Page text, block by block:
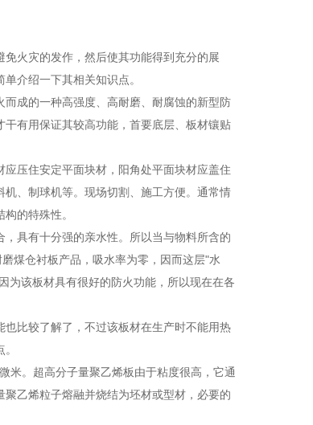
火灾的发作，然后使其功能得到充分的展
介绍一下其相关知识点。
成的一种高强度、高耐磨、耐腐蚀的新型防
有用保证其较高功能，首要底层、板材镶贴
压住安定平面块材，阳角处平面块材应盖住
、制球机等。现场切割、施工方便。通常情
的特殊性。
具有十分强的亲水性。所以当与物料所含的
煤仓衬板产品，吸水率为零，因而这层"水
为该板材具有很好的防火功能，所以现在在各
比较了解了，不过该板材在生产时不能用热
米。超高分子量聚乙烯板由于粘度很高，它通
乙烯粒子熔融并烧结为坯材或型材，必要的